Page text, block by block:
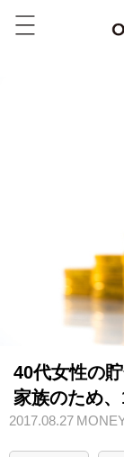
40代女性の
家族のため、
2017.08.27